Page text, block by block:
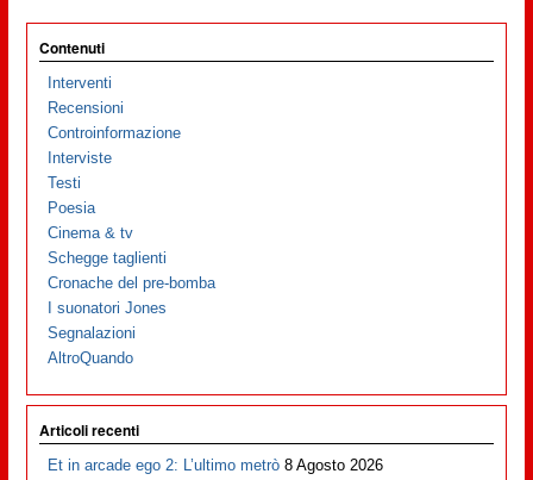
Contenuti
Interventi
Recensioni
Controinformazione
Interviste
Testi
Poesia
Cinema & tv
Schegge taglienti
Cronache del pre-bomba
I suonatori Jones
Segnalazioni
AltroQuando
Articoli recenti
Et in arcade ego 2: L’ultimo metrò 8 Agosto 2026